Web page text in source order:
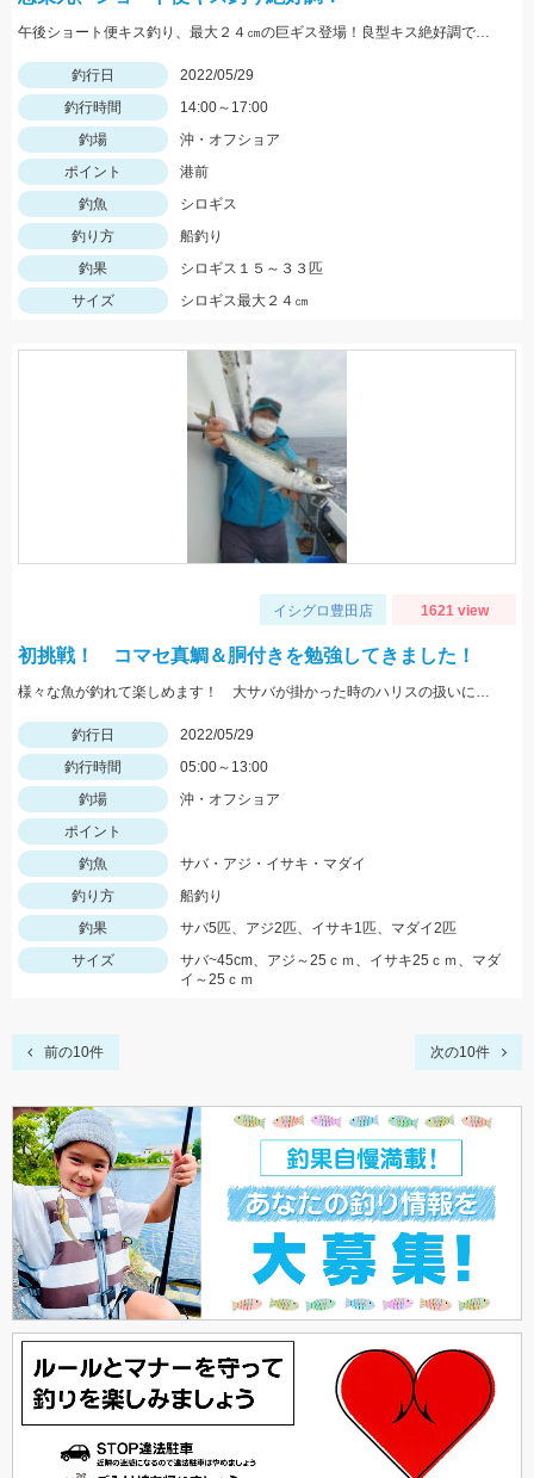
午後ショート便キス釣り、最大２４㎝の巨ギス登場！良型キス絶好調です！
釣行日
2022/05/29
釣行時間
14:00～17:00
釣場
沖・オフショア
ポイント
港前
釣魚
シロギス
釣り方
船釣り
釣果
シロギス１５～３３匹
サイズ
シロギス最大２４㎝
イシグロ豊田店 1621 view
初挑戦！ コマセ真鯛＆胴付きを勉強してきました！
様々な魚が釣れて楽しめます！ 大サバが掛かった時のハリスの扱いにはご用心！
釣行日
2022/05/29
釣行時間
05:00～13:00
釣場
沖・オフショア
ポイント
釣魚
サバ・アジ・イサキ・マダイ
釣り方
船釣り
釣果
サバ5匹、アジ2匹、イサキ1匹、マダイ2匹
サイズ
サバ~45cm、アジ～25ｃｍ、イサキ25ｃｍ、マダ
イ～25ｃｍ
前の10件 次の10件